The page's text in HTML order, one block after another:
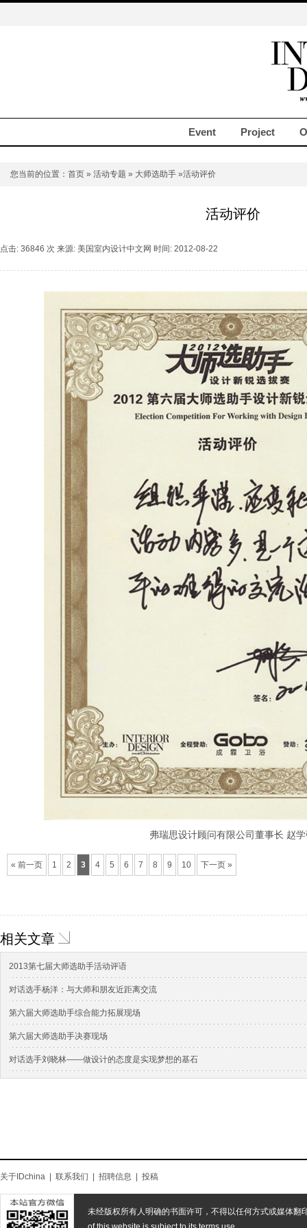
Event Project
您当前的位置： 首页 » 活动专题 » 大师选助手 »活动评价
活动评价
点击: 36846 次 来源: 美国室内设计中文网 时间: 2012-08-22
弗瑞思设计顾问有限公司董事长 赵
« 前一页 1 2 3 4 5 6 7 8 9 10 下一页 »
相关文章
2013第七届大师选助手活动评语
对话选手杨洋：与大师和朋友近距离交流
第六届大师选助手综合能力拓展现场
第六届大师选助手决赛现场
对话选手刘晓林——做设计的态度是实现梦想的基石
关于IDchina 联系我们 招聘信息 投稿
未经版权所有人明确的书面许可，不得以任何方式或媒体翻